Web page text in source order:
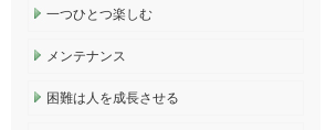
一つひとつ楽しむ
メンテナンス
困難は人を成長させる